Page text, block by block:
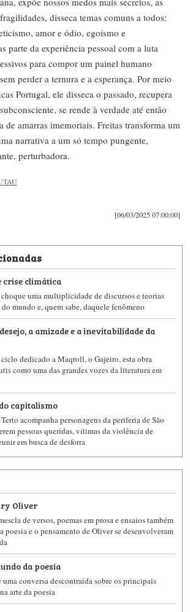
disseca temas comuns a todos:
amor e ódio, egoísmo e
parte da experiência pessoal com a luta
para compor um painel humano
perder a ternura e a esperança. Por meio
Portugal, ele disseca o passado, recupera
se rende à verdade até então
de amarras imemoriais. Freitas transforma um
narrativa a um só tempo pungente,
perturbadora.
[06/03/2025 07:00:00]
crise climática
uma multiplicidade de discursos e teorias
mundo e, quem sabe, daquele fenômeno
a amizade e a inevitabilidade da
dedicado a Maqroll, o Gajeiro, esta obra
como uma das grandes vozes da literatura em
capitalismo
​acompanha personagens da periferia de São
pessoas queridas, vítimas da violência de
em busca de desforra
Oliver
de versos, poemas em prosa e ensaios também
poesia e o pensamento de Oliver se desenvolveram
da poesia
conversa descontraída sobre os principais
arte da poesia